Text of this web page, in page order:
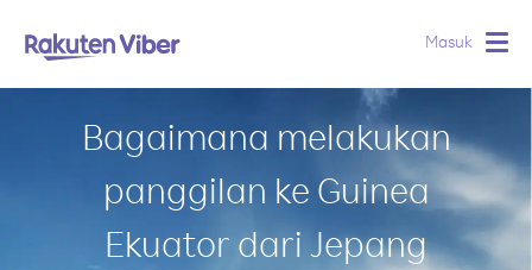
Masuk
Bagaimana melakukan
panggilan ke Guinea
Ekuator dari Jepang